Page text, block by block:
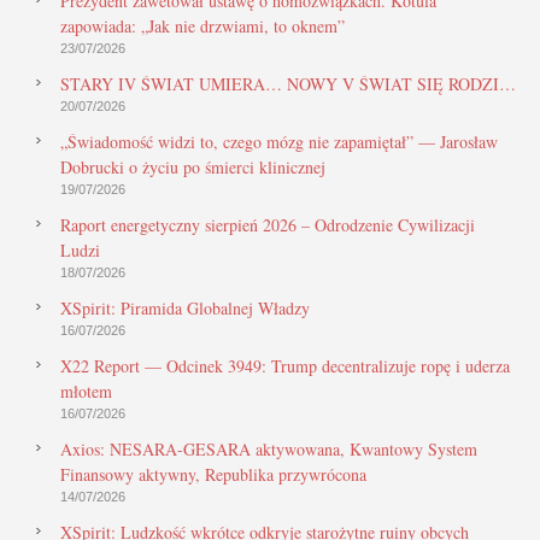
zapowiada: „Jak nie drzwiami, to oknem”
23/07/2026
STARY IV ŚWIAT UMIERA… NOWY V ŚWIAT SIĘ RODZI…
20/07/2026
„Świadomość widzi to, czego mózg nie zapamiętał” — Jarosław
Dobrucki o życiu po śmierci klinicznej
19/07/2026
Raport energetyczny sierpień 2026 – Odrodzenie Cywilizacji
Ludzi
18/07/2026
XSpirit: Piramida Globalnej Władzy
16/07/2026
X22 Report — Odcinek 3949: Trump decentralizuje ropę i uderza
młotem
16/07/2026
Axios: NESARA-GESARA aktywowana, Kwantowy System
Finansowy aktywny, Republika przywrócona
14/07/2026
XSpirit: Ludzkość wkrótce odkryje starożytne ruiny obcych